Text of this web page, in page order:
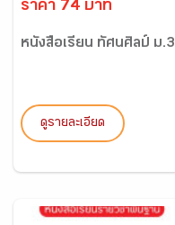
ราคา 74 บาท
หนังสือเรียน ทัศนศิลป์ ม.3
ดูรายละเอียด